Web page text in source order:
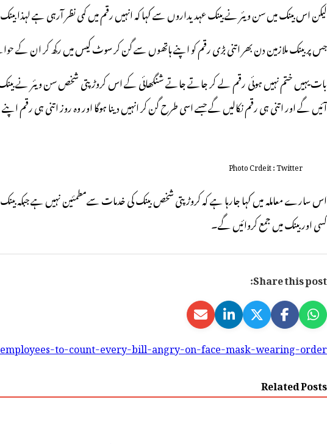
لیکن اس بینک میں سن ویئر نے بینک عہدیداروں سے کہا کہ انہیں رقم میں کمی نظر آرہی ہے لہذا
جس پر بینک ملازمین دن بھر اتنی بڑی رقم کو اپنے ہاتھوں سے گن کر سوٹ کیس میں رکھ کر ان کے
بات یہیں ختم نہیں ہوئی رقم لے کر جاتے جاتے شنگھائی کے اس کروڑ پتی شخص سن ویئر نے
آئیں گے اور اتنی ہی رقم نکالیں گے جسے اسی طرح گن کر انہیں دینا ہوگا اور وہ روز اتنی ہی
Photo Crdeit : Twitter
اس سارے معاملہ میں کہا جارہا ہے کہ کروڑ پتی شخص بینک کی خدمات سےمطمئین نہیں ہے جبکہ
کسی اور بینک میں جمع کروائیں گے۔
Share this post:
to-count-every-bill-angry-on-face-mask-wearing-order-
Related Posts